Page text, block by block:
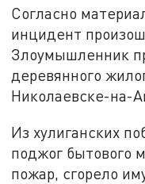
Согласно
инцидент
Злоумышленник
деревянного
Николаевске-на-
Из хулиганских
поджог бытового
пожар, сгорело